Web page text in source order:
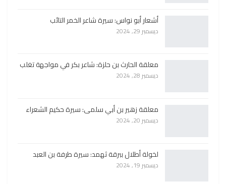
أشعار أبو نواس: سيرة شاعر الخمر التائب
ديسمبر 29, 2024
معلقة الحارث بن حلزة: شاعر بكر في مواجهة تغلب
ديسمبر 28, 2024
معلقة زهير بن أبي سلمى: سيرة حكيم الشعراء
ديسمبر 20, 2024
لخولة أطلال ببرقة ثهمد: سيرة طرفة بن العبد
ديسمبر 19, 2024